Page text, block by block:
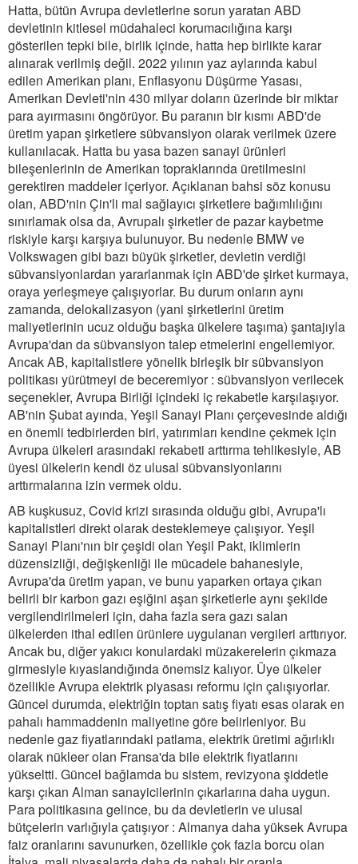
Hatta, bütün Avrupa devletlerine sorun yaratan ABD
devletinin kitlesel müdahaleci korumacılığına karşı
gösterilen tepki bile, birlik içinde, hatta hep birlikte karar
alınarak verilmiş değil. 2022 yılının yaz aylarında kabul
edilen Amerikan planı, Enflasyonu Düşürme Yasası,
Amerikan Devleti'nin 430 milyar doların üzerinde bir miktar
para ayırmasını öngörüyor. Bu paranın bir kısmı ABD'de
üretim yapan şirketlere sübvansiyon olarak verilmek üzere
kullanılacak. Hatta bu yasa bazen sanayi ürünleri
bileşenlerinin de Amerikan topraklarında üretilmesini
gerektiren maddeler içeriyor. Açıklanan bahsi söz konusu
olan, ABD'nin Çin'li mal sağlayıcı şirketlere bağımlılığını
sınırlamak olsa da, Avrupalı şirketler de pazar kaybetme
riskiyle karşı karşıya bulunuyor. Bu nedenle BMW ve
Volkswagen gibi bazı büyük şirketler, devletin verdiği
sübvansiyonlardan yararlanmak için ABD'de şirket kurmaya,
oraya yerleşmeye çalışıyorlar. Bu durum onların aynı
zamanda, delokalizasyon (yani şirketlerini üretim
maliyetlerinin ucuz olduğu başka ülkelere taşıma) şantajıyla
Avrupa'dan da sübvansiyon talep etmelerini engellemiyor.
Ancak AB, kapitalistlere yönelik birleşik bir sübvansiyon
politikası yürütmeyi de beceremiyor : sübvansiyon verilecek
seçenekler, Avrupa Birliği içindeki iç rekabetle karşılaşıyor.
AB'nin Şubat ayında, Yeşil Sanayi Planı çerçevesinde aldığı
en önemli tedbirlerden biri, yatırımları kendine çekmek için
Avrupa ülkeleri arasındaki rekabeti arttırma tehlikesiyle, AB
üyesi ülkelerin kendi öz ulusal sübvansiyonlarını
arttırmalarına izin vermek oldu.
AB kuşkusuz, Covid krizi sırasında olduğu gibi, Avrupa'lı
kapitalistleri direkt olarak desteklemeye çalışıyor. Yeşil
Sanayi Planı'nın bir çeşidi olan Yeşil Pakt, iklimlerin
düzensizliği, değişkenliği ile mücadele bahanesiyle,
Avrupa'da üretim yapan, ve bunu yaparken ortaya çıkan
belirli bir karbon gazı eşiğini aşan şirketlerle aynı şekilde
vergilendirilmeleri için, daha fazla sera gazı salan
ülkelerden ithal edilen ürünlere uygulanan vergileri arttırıyor.
Ancak bu, diğer yakıcı konulardaki müzakerelerin çıkmaza
girmesiyle kıyaslandığında önemsiz kalıyor. Üye ülkeler
özellikle Avrupa elektrik piyasası reformu için çalışıyorlar.
Güncel durumda, elektriğin toptan satış fiyatı esas olarak en
pahalı hammaddenin maliyetine göre belirleniyor. Bu
nedenle gaz fiyatlarındaki patlama, elektrik üretimi ağırlıklı
olarak nükleer olan Fransa'da bile elektrik fiyatlarını
yükseltti. Güncel bağlamda bu sistem, revizyona şiddetle
karşı çıkan Alman sanayicilerinin çıkarlarına daha uygun.
Para politikasına gelince, bu da devletlerin ve ulusal
bütçelerin varlığıyla çatışıyor : Almanya daha yüksek Avrupa
faiz oranlarını savunurken, özellikle çok fazla borcu olan